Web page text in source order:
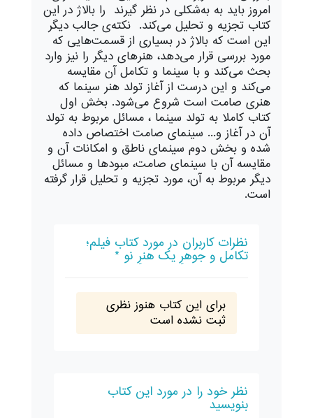
امروز باید به به‌شکلی در نظر گیرند را بالاژ در این
کتاب تجزیه و تحلیل می‌کند. نکته‌‌ی جالب دیگر
این است که بالاژ در بسیاری از قسمت‌هایی که
مورد بررسی قرار می‌دهد، هنرهای دیگر را نیز وارد
بحث می‌کند و با سینما و تکامل آن مقایسه
می‌کند و این درست از آغاز تولد هنر سینما که
هنری صامت است شروع می‌شود. بخش اول
کتاب کاملا به تولد سینما ، مسائل مربوط به تولد
آن در آغاز و... سینمای صامت اختصاص داده
شده و بخش دوم سینمای ناطق و امکانات آن و
مقایسه آن با سینمای صامت، مبودها و مسائل
دیگر مربوط به آن، مورد تجزیه و تحلیل قرار گرفته
است.
نظرات کاربران در مورد کتاب فیلم؛
تکامل و جوهرِ یک هنرِ نو *
برای این کتاب هنوز نظری
ثبت نشده است
نظر خود را در مورد این کتاب
بنویسید